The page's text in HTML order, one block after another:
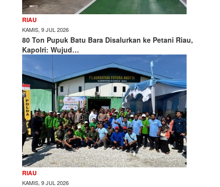
RIAU
KAMIS, 9 JUL 2026
80 Ton Pupuk Batu Bara Disalurkan ke Petani Riau,
Kapolri: Wujud…
RIAU
KAMIS, 9 JUL 2026